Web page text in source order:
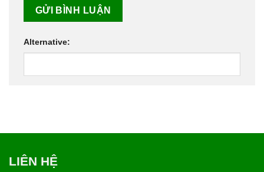
Alternative:
LIÊN HỆ